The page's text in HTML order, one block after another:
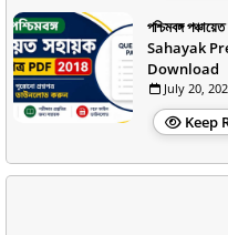
পশ্চিমবঙ্গ
Sahayak
Download
July 20,
Keep